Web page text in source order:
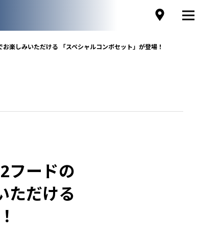
楽しみいただける 「スペシャルコンボセット」が登場！
フードの
ただける